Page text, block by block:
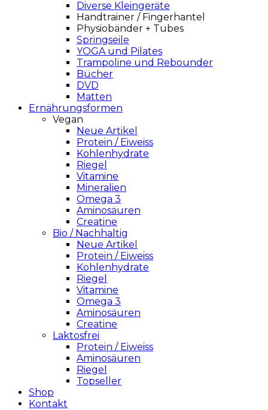
Diverse Kleingeräte
Handtrainer / Fingerhantel
Physiobänder + Tubes
Springseile
YOGA und Pilates
Trampoline und Rebounder
Bücher
DVD
Matten
Ernährungsformen
Vegan
Neue Artikel
Protein / Eiweiss
Kohlenhydrate
Riegel
Vitamine
Mineralien
Omega 3
Aminosäuren
Creatine
Bio / Nachhaltig
Neue Artikel
Protein / Eiweiss
Kohlenhydrate
Riegel
Vitamine
Omega 3
Aminosäuren
Creatine
Laktosfrei
Protein / Eiweiss
Aminosäuren
Riegel
Topseller
Shop
Kontakt